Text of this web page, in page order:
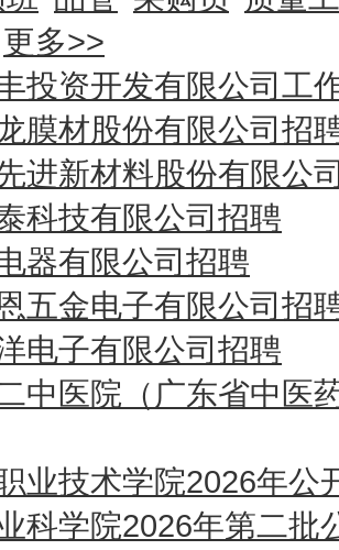
更多>>
投资开发有限公司工
膜材股份有限公司招
进新材料股份有限公
科技有限公司招聘
器有限公司招聘
五金电子有限公司招
电子有限公司招聘
中医院（广东省中医
业技术学院2026年公
科学院2026年第二批